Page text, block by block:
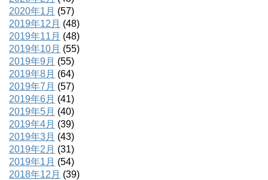
2020年1月 (57)
2019年12月 (48)
2019年11月 (48)
2019年10月 (55)
2019年9月 (55)
2019年8月 (64)
2019年7月 (57)
2019年6月 (41)
2019年5月 (40)
2019年4月 (39)
2019年3月 (43)
2019年2月 (31)
2019年1月 (54)
2018年12月 (39)